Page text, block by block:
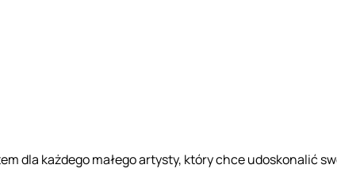
dla każdego małego artysty, który chce udoskonalić